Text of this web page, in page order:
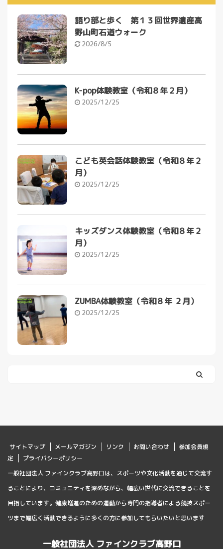
語り部と歩く 第１３回世界遺産高
野山町石道ウォーク
2026/8/5
K-pop体験教室（令和８年２月）
2025/12/25
こども英会話体験教室（令和８年２
月）
2025/12/25
キッズダンス体験教室（令和８年２
月）
2025/12/25
ZUMBA体験教室（令和８年 ２月）
2025/12/25
サイトマップ メールマガジン リンク お問い合わせ
参加会員規
定
プライバシーポリシー
一般社団法人 ファインクラブ高野口は、スポーツや文化活動を通じて交流す
ることにより、コミュニティを深めながら、幅広い世代に交流できることを
目指しています。健康増進のための運動から専門の指導者による競技スポー
ツまで幅広く活動できるように多くの方に参加してもらいたいと思います
一般社団法人 ファインクラブ高野口